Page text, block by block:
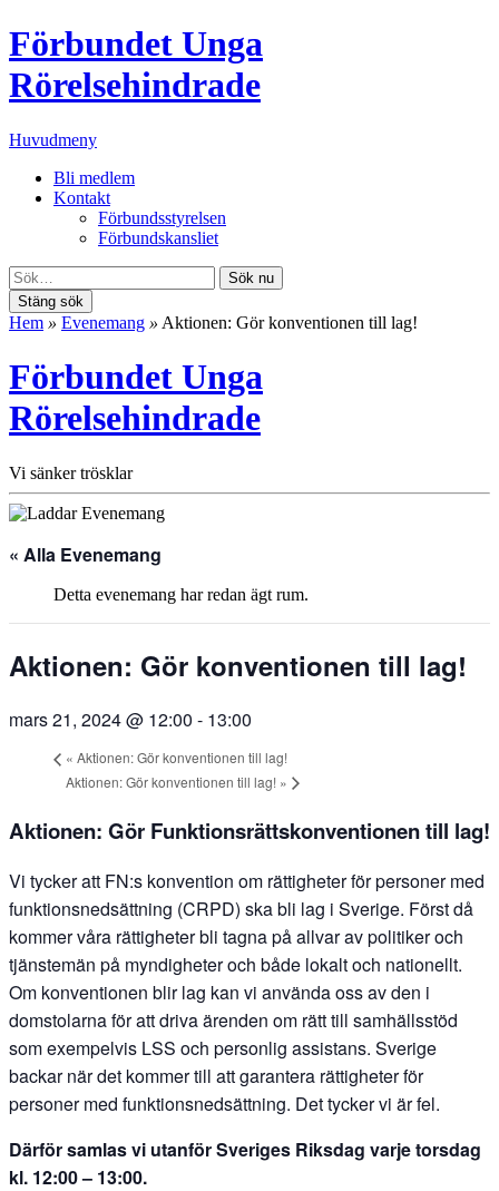
Förbundet Unga
Rörelsehindrade
Huvudmeny
Bli medlem
Kontakt
Förbundsstyrelsen
Förbundskansliet
Sök nu
Stäng sök
Hem » Evenemang » Aktionen: Gör konventionen till lag!
Förbundet Unga
Rörelsehindrade
Vi sänker trösklar
« Alla Evenemang
Detta evenemang har redan ägt rum.
Aktionen: Gör konventionen till lag!
mars 21, 2024 @ 12:00 - 13:00
« Aktionen: Gör konventionen till lag!
Aktionen: Gör konventionen till lag! »
Aktionen: Gör Funktionsrättskonventionen till lag!
Vi tycker att FN:s konvention om rättigheter för personer med
funktions­nedsättning (CRPD) ska bli lag i Sverige. Först då
kommer våra rättigheter bli tagna på allvar av politiker och
tjänstemän på myndigheter och både lokalt och nationellt.
Om konventionen blir lag kan vi använda oss av den i
domstolarna för att driva ärenden om rätt till samhällsstöd
som exempelvis LSS och personlig assistans. Sverige
backar när det kommer till att garantera rättigheter för
personer med funktionsnedsättning. Det tycker vi är fel.
Därför samlas vi utanför Sveriges Riksdag varje torsdag
kl. 12:00 – 13:00.